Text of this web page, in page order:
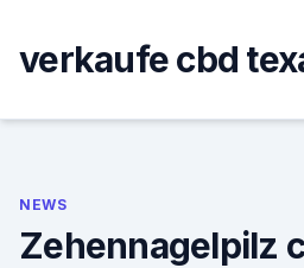
content
verkaufe cbd
NEWS
Zehennagelpilz